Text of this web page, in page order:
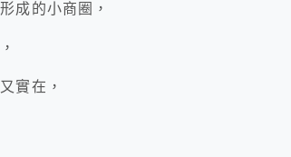
成的小商圈，
實在，